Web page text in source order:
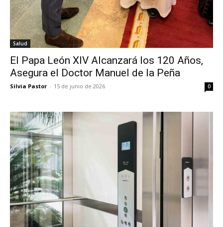
Salud
El Papa León XIV Alcanzará los 120 Años,
Asegura el Doctor Manuel de la Peña
Silvia Pastor - 15 de junio de 2026 0